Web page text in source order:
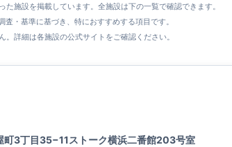
施設を掲載しています。全施設は下の一覧で確認できます。
・基準に基づき、特におすすめする項目です。
詳細は各施設の公式サイトをご確認ください。
町3丁目35−11ストーク横浜二番館203号室